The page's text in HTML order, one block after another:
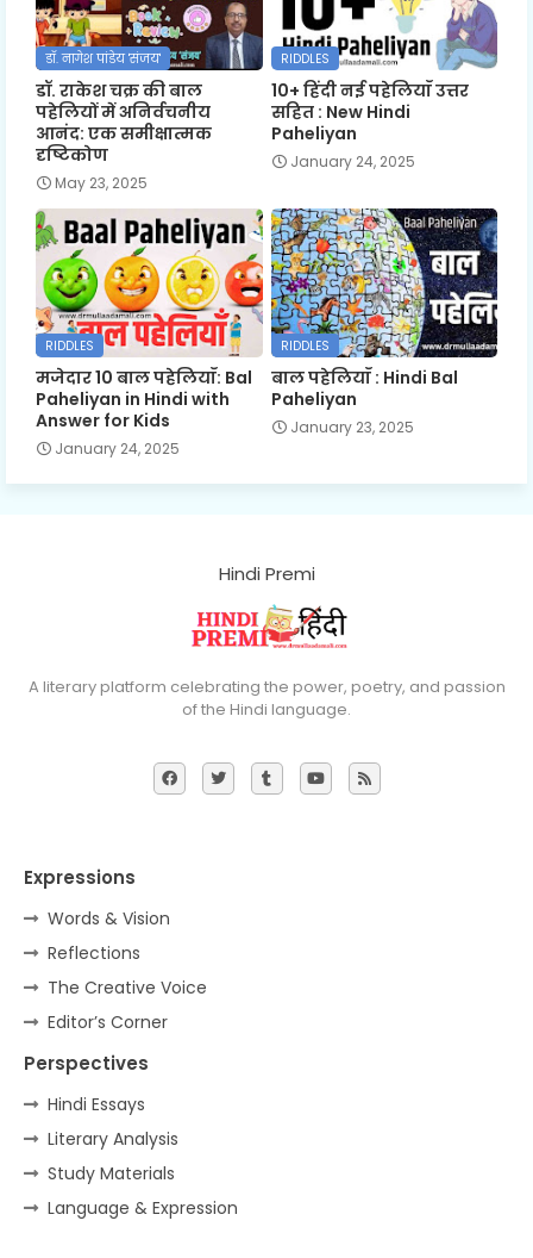
डॉ. नागेश पांडेय 'संजय'
डॉ. राकेश चक्र की बाल
पहेलियों में अनिर्वचनीय
आनंद: एक समीक्षात्मक
दृष्टिकोण
May 23, 2025
RIDDLES
10+ हिंदी नई पहेलियाँ उत्तर
सहित : New Hindi
Paheliyan
January 24, 2025
RIDDLES
मजेदार 10 बाल पहेलियाँ: Bal
Paheliyan in Hindi with
Answer for Kids
January 24, 2025
RIDDLES
बाल पहेलियाँ : Hindi Bal
Paheliyan
January 23, 2025
Hindi Premi
A literary platform celebrating the power, poetry, and passion
of the Hindi language.
Expressions
Words & Vision
Reflections
The Creative Voice
Editor’s Corner
Perspectives
Hindi Essays
Literary Analysis
Study Materials
Language & Expression